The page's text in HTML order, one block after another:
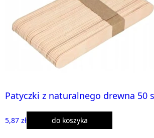
Patyczki z naturalnego drewna 50
5,87 zł do koszyka